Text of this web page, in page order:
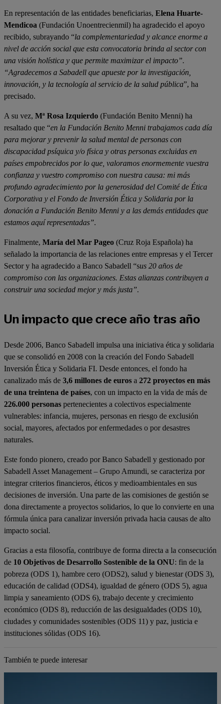
En representación de las entidades beneficiarias, Elena Huarte-
Mendicoa (Fundación Unoentrecienmil) ha agradecido el apoyo
recibido, subrayando “la complementariedad y alcance enorme a
nivel de acción social que esta convocatoria brinda al sector con
una visión holística y que permite maximizar el impacto”.
“Agradecemos a Sabadell que apueste por la investigación,
innovación, y la tecnología al servicio de la salud pública”, ha
precisado.
A su vez, Mª Rosa Izquierdo (Fundación Benito Menni) ha
resaltado que “en la Fundación Benito Menni trabajamos cada día
para mejorar y prevenir la salud mental de personas con
discapacidad psíquica y/o física y otras personas excluidas en
países empobrecidos por lo que, valoramos enormemente vuestra
confianza y vuestro compromiso con nuestra causa: mi más
profundo agradecimiento por la generosidad del Comité de Ética
Corporativa y el Fondo de Inversión Ética y Solidaria por la
donación a Fundación Benito Menni y a las demás entidades que
estamos aquí representadas”.
Finalmente, María del Mar Pageo (Cruz Roja Española) ha
señalado la importancia de las relaciones entre empresas y el Tercer
Sector y ha agradecido a Banco Sabadell “sus 20 años de
compromiso con las organizaciones. Estas alianzas contribuyen a
construir una sociedad mejor y más justa”.
Un impacto que crece año tras año
Desde 2006, Banco Sabadell impulsa una iniciativa ética y solidaria
que se consolidó en 2008 con la creación del Fondo Sabadell
Inversión Ética y Solidaria FI. Desde entonces, el fondo ha
canalizado más de 3,6 millones de euros a 272 proyectos en más
de una treintena de países, con un impacto en la vida de más de
226.000 personas pertenecientes a colectivos especialmente
vulnerables: infancia, mujeres, personas en riesgo de exclusión
social, mayores, afectados por enfermedades o por desastres
naturales.
Este fondo pionero, creado por Banco Sabadell y gestionado por
Sabadell Asset Management – Grupo Amundi, se caracteriza por
integrar criterios financieros, éticos y medioambientales en sus
decisiones de inversión. Una parte de las comisiones de gestión se
dona directamente a proyectos solidarios, lo que lo convierte en una
fórmula única para canalizar inversión privada hacia causas de alto
impacto social.
Gracias a esta filosofía, contribuye de forma directa a la consecución
de 10 Objetivos de Desarrollo Sostenible de la ONU: fin de la
pobreza (ODS 1), hambre cero (ODS2), salud y bienestar (ODS 3),
educación de calidad (ODS4), igualdad de género (ODS 5), agua
limpia y saneamiento (ODS 6), trabajo decente y crecimiento
económico (ODS 8), reducción de las desigualdades (ODS 10),
ciudades y comunidades sostenibles (ODS 11) y paz, justicia e
instituciones sólidas (ODS 16).
También te puede interesar